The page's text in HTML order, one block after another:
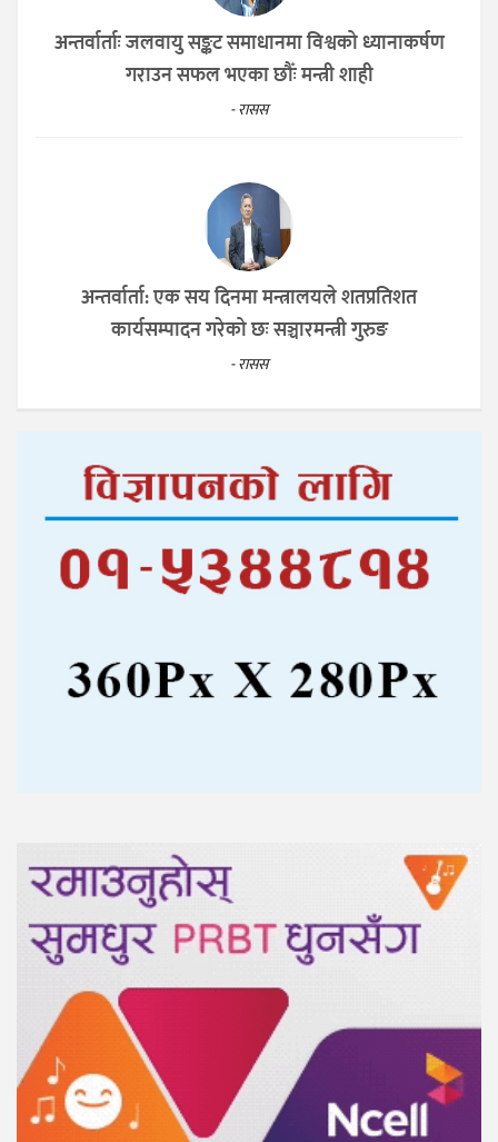
अन्तर्वार्ताः जलवायु सङ्कट समाधानमा विश्वको ध्यानाकर्षण
गराउन सफल भएका छौँः मन्त्री शाही
- रासस
अन्तर्वार्ता: एक सय दिनमा मन्त्रालयले शतप्रतिशत
कार्यसम्पादन गरेको छः सञ्चारमन्त्री गुरुङ
- रासस